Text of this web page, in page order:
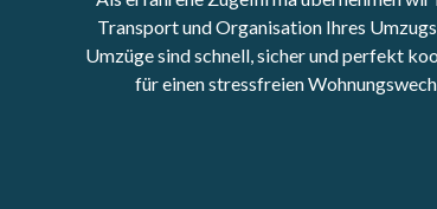
Transport und Organisation Ihres
Umzüge sind schnell, sicher und perfekt
für einen stressfreien